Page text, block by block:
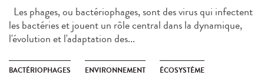
Les phages, ou bactériophages, sont des virus qui infectent
les bactéries et jouent un rôle central dans la dynamique,
l'évolution et l'adaptation des...
BACTÉRIOPHAGES ENVIRONNEMENT ÉCOSYSTÈME